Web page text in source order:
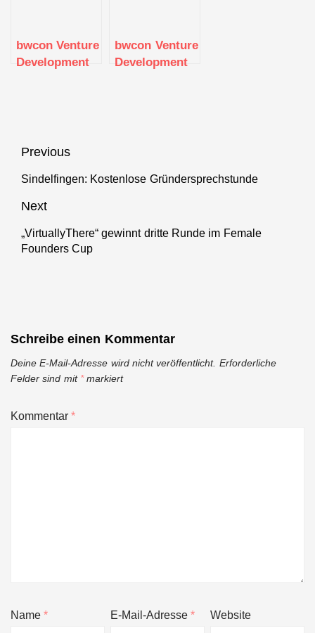
bwcon Venture
Development
bwcon Venture
Development
Beitragsnavigation
Previous
Previous
Sindelfingen: Kostenlose Gründersprechstunde
Next
Next
post:
„VirtuallyThere“ gewinnt dritte Runde im Female
Founders Cup
Schreibe einen Kommentar
Deine E-Mail-Adresse wird nicht veröffentlicht. Erforderliche
Felder sind mit *markiert
Kommentar*
Name* E-Mail-Adresse* Website